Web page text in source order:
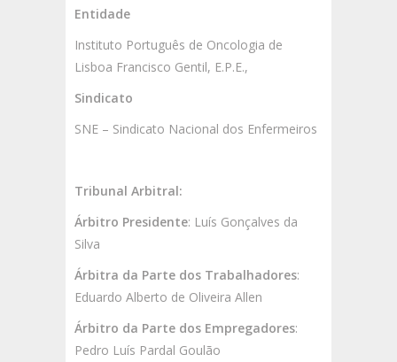
Entidade
Instituto Português de Oncologia de
Lisboa Francisco Gentil, E.P.E.,
Sindicato
SNE – Sindicato Nacional dos Enfermeiros
Tribunal Arbitral:
Árbitro Presidente: Luís Gonçalves da
Silva
Árbitra da Parte dos Trabalhadores:
Eduardo Alberto de Oliveira Allen
Árbitro da Parte dos Empregadores:
Pedro Luís Pardal Goulão